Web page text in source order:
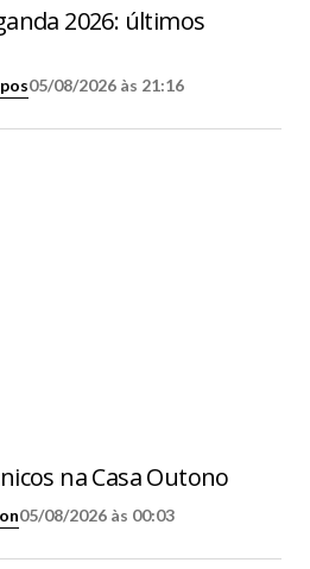
2026: últimos
05/08/2026 às 21:16
na Casa Outono
05/08/2026 às 00:03